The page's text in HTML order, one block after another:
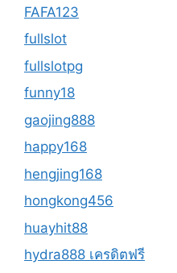
FAFA123
fullslot
fullslotpg
funny18
gaojing888
happy168
hengjing168
hongkong456
huayhit88
hydra888 เครดิตฟรี